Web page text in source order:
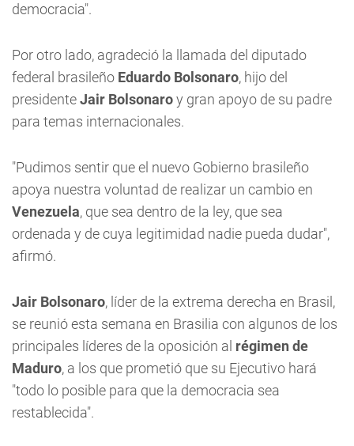
democracia".
Por otro lado, agradeció la llamada del diputado
federal brasileño Eduardo Bolsonaro, hijo del
presidenteJair Bolsonaroy gran apoyo de su padre
para temas internacionales.
"Pudimos sentir que el nuevo Gobierno brasileño
apoya nuestra voluntad de realizar un cambio en
Venezuela, que sea dentro de la ley, que sea
ordenada y de cuya legitimidad nadie pueda dudar",
afirmó.
Jair Bolsonaro, líder de la extrema derecha en Brasil,
se reunió esta semana en Brasilia con algunos de los
principales líderes de la oposición al régimen de
Maduro, a los que prometió que su Ejecutivo hará
"todo lo posible para que la democracia sea
restablecida".